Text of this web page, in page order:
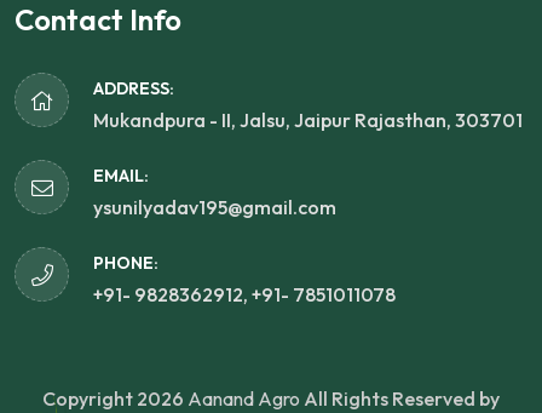
Contact Info
ADDRESS:
Mukandpura - II, Jalsu, Jaipur Rajasthan, 303701
EMAIL:
ysunilyadav195@gmail.com
PHONE:
+91- 9828362912, +91- 7851011078
Copyright 2026 Aanand Agro All Rights Reserved by